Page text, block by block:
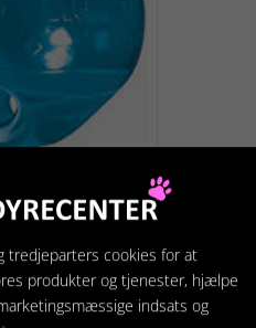
Ø18 cm.
199,95 kr.
tredjeparters cookies for at
produkter og tjenester, hjælpe
indsats og